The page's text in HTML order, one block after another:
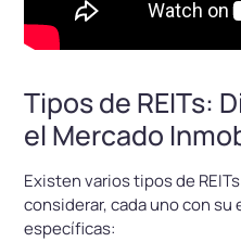
Tipos de REITs:
el Mercado
Existen varios tipos de
considerar, cada uno con
específicas: